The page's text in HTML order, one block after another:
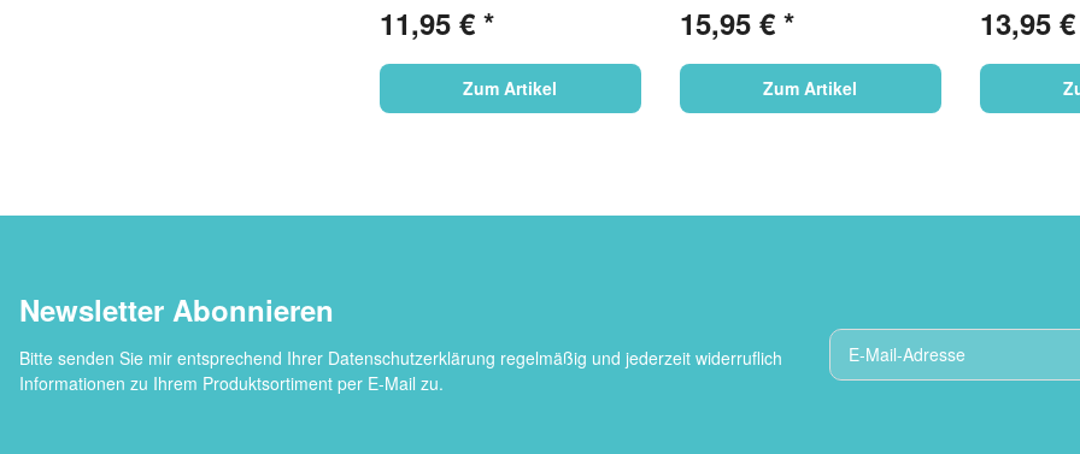
11,95 € *
Zum Artikel
15,95 € *
Zum Artikel
13,95 €
Newsletter Abonnieren
Bitte senden Sie mir entsprechend Ihrer Datenschutzerklärung regelmäßig und jederzeit widerruflich
Informationen zu Ihrem Produktsortiment per E-Mail zu.